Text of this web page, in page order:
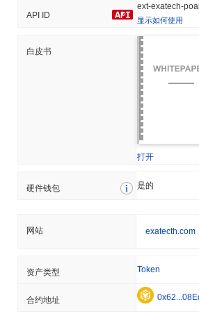
API ID
ext-exatech-
显示如何使用
白皮书
打开
硬件钱包 是的
网站 exatecth.com
资产类型 Token
合约地址